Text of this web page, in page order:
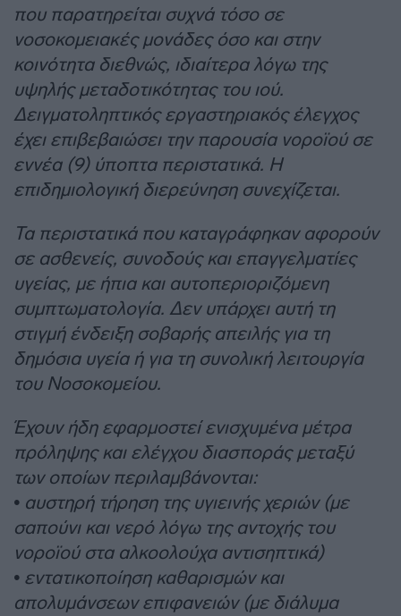
που παρατηρείται συχνά τόσο σε
νοσοκομειακές μονάδες όσο και στην
κοινότητα διεθνώς, ιδιαίτερα λόγω της
υψηλής μεταδοτικότητας του ιού.
Δειγματοληπτικός εργαστηριακός έλεγχος
έχει επιβεβαιώσει την παρουσία νοροϊού σε
εννέα (9) ύποπτα περιστατικά. Η
επιδημιολογική διερεύνηση συνεχίζεται.
Τα περιστατικά που καταγράφηκαν αφορούν
σε ασθενείς, συνοδούς και επαγγελματίες
υγείας, με ήπια και αυτοπεριοριζόμενη
συμπτωματολογία. Δεν υπάρχει αυτή τη
στιγμή ένδειξη σοβαρής απειλής για τη
δημόσια υγεία ή για τη συνολική λειτουργία
του Νοσοκομείου.
Έχουν ήδη εφαρμοστεί ενισχυμένα μέτρα
πρόληψης και ελέγχου διασποράς μεταξύ
των οποίων περιλαμβάνονται:
• αυστηρή τήρηση της υγιεινής χεριών (με
σαπούνι και νερό λόγω της αντοχής του
νοροϊού στα αλκοολούχα αντισηπτικά)
• εντατικοποίηση καθαρισμών και
απολυμάνσεων επιφανειών (με διάλυμα